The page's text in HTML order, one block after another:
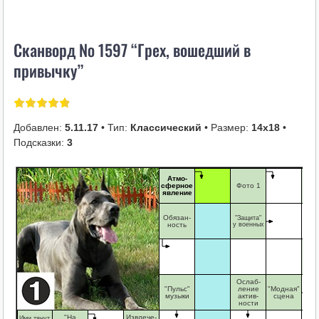
i
Сканворд № 1597 “Грех, вошедший в
привычку”
Добавлен: 5.11.17• Тип: Классический • Размер: 14х18•
Подсказки: 3
Атмо-
сферное
явление
Фото 1
Обязан-
ность
"Защита"
у военных
"Пульс"
музыки
Ослаб-
ление
актив-
ности
"Модная"
сцена
"На
Извлече-